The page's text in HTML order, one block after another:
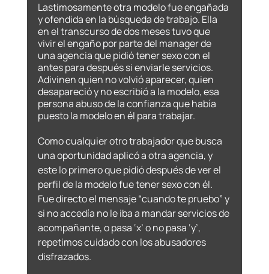
Lastimosamente otra modelo fue engañada
y ofendida en la búsqueda de trabajo. Ella
en el transcurso de dos meses tuvo que
vivir el engaño por parte del manager de
una agencia que pidió tener sexo con el
antes para después si enviarle servicios.
Adivinen quien no volvió aparecer, quien
desapareció y no escribió a la modelo, esa
persona abuso de la confianza que había
puesto la modelo en él para trabajar.
Como cualquier otro trabajador que busca
una oportunidad aplicó a otra agencia, y
este lo primero que pidió después de ver el
perfil de la modelo fue tener sexo con él.
Fue directo el mensaje “cuando te pruebo” y
si no accedía no le iba a mandar servicios de
acompañante, o pasa ‘x’ o no pasa ‘y’,
repetimos cuidado con los abusadores
disfrazados.